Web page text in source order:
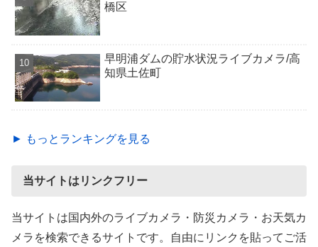
橋区
早明浦ダムの貯水状況ライブカメラ/高
知県土佐町
► もっとランキングを見る
当サイトはリンクフリー
当サイトは国内外のライブカメラ・防災カメラ・お天気カ
メラを検索できるサイトです。自由にリンクを貼ってご活